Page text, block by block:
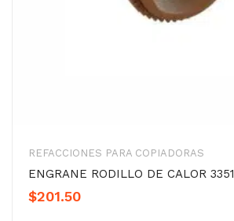
REFACCIONES PARA COPIADORAS
ENGRANE RODILLO DE CALOR 3351
$201.50